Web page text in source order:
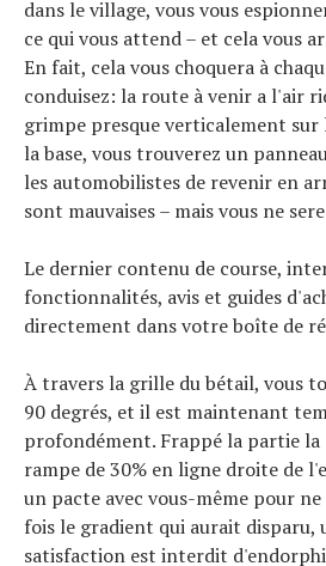
dans le village, vous vous
ce qui vous attend – et cela vous
En fait, cela vous choquera à
conduisez: la route à venir a l'air
grimpe presque verticalement sur
la base, vous trouverez un
les automobilistes de revenir en
sont mauvaises – mais vous ne
Le dernier contenu de course,
fonctionnalités, avis et guides
directement dans votre boîte de
À travers la grille du bétail, vous
90 degrés, et il est maintenant
profondément. Frappé la partie la
rampe de 30% en ligne droite de
un pacte avec vous-même pour
fois le gradient qui aurait disparu,
satisfaction est interdit
Tous nos articles
À propos